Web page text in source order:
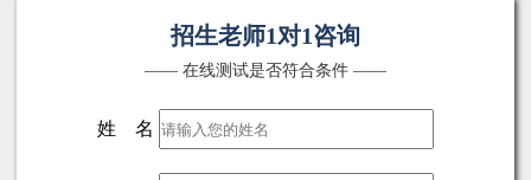
招生老师1对1咨询
—— 在线测试是否符合条件 ——
姓 名